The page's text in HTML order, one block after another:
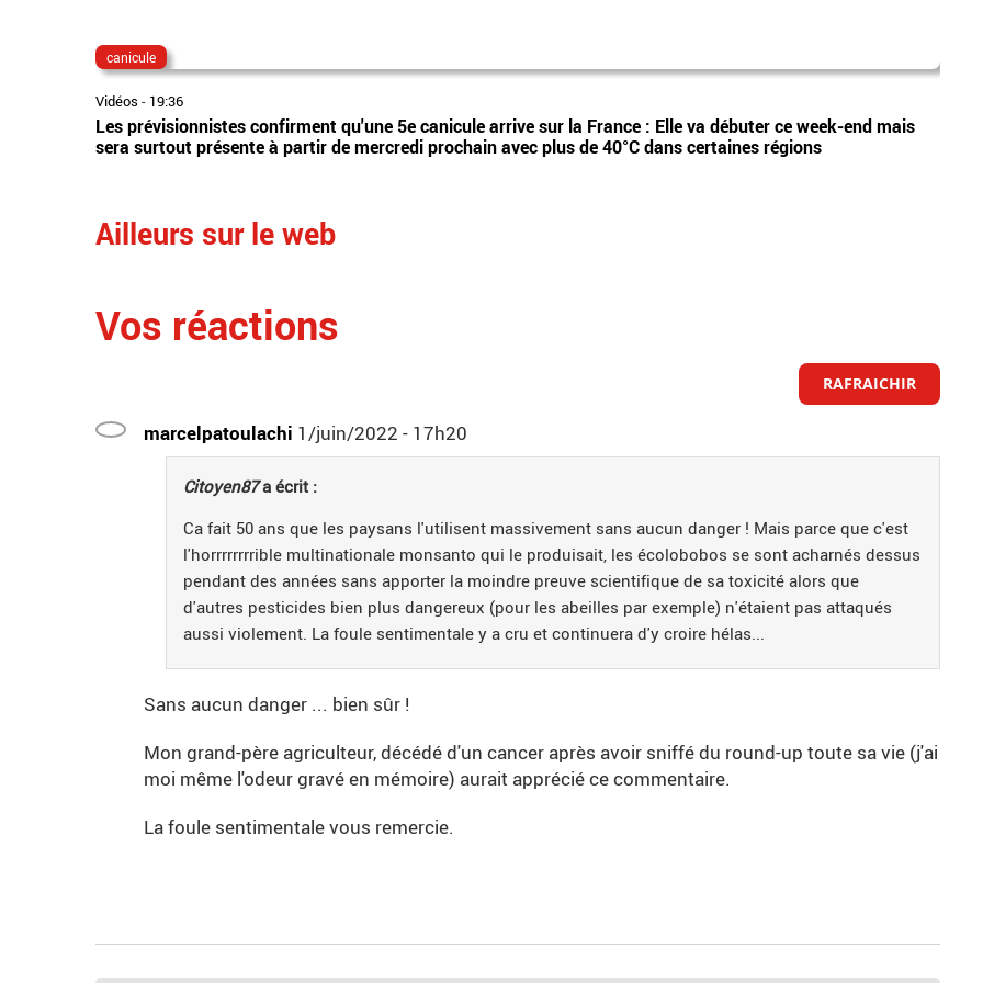
canicule
Vidéos - 19:36
Les prévisionnistes confirment qu'une 5e canicule arrive sur la France : Elle va débuter ce week-end mais
sera surtout présente à partir de mercredi prochain avec plus de 40°C dans certaines régions
Ailleurs sur le web
Vos réactions
RAFRAICHIR
marcelpatoulachi 1/juin/2022 - 17h20
Citoyen87a écrit :
Ca fait 50 ans que les paysans l'utilisent massivement sans aucun danger ! Mais parce que c'est
l'horrrrrrrrible multinationale monsanto qui le produisait, les écolobobos se sont acharnés dessus
pendant des années sans apporter la moindre preuve scientifique de sa toxicité alors que
d'autres pesticides bien plus dangereux (pour les abeilles par exemple) n'étaient pas attaqués
aussi violement. La foule sentimentale y a cru et continuera d'y croire hélas...
Sans aucun danger ... bien sûr !
Mon grand-père agriculteur, décédé d'un cancer après avoir sniffé du round-up toute sa vie (j'ai
moi même l'odeur gravé en mémoire) aurait apprécié ce commentaire.
La foule sentimentale vous remercie.